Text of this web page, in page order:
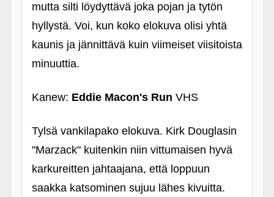
mutta silti löydyttävä joka pojan ja tytön
hyllystä. Voi, kun koko elokuva olisi yhtä
kaunis ja jännittävä kuin viimeiset viisitoista
minuuttia.
Kanew: Eddie Macon's Run VHS
Tylsä vankilapako elokuva. Kirk Douglasin
"Marzack" kuitenkin niin vittumaisen hyvä
karkureitten jahtaajana, että loppuun
saakka katsominen sujuu lähes kivuitta.